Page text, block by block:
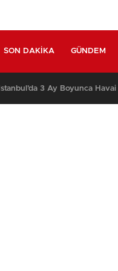
SON DAKIKA GÜNDEM
İstanbul’da 3 Ay Boyunca Havai